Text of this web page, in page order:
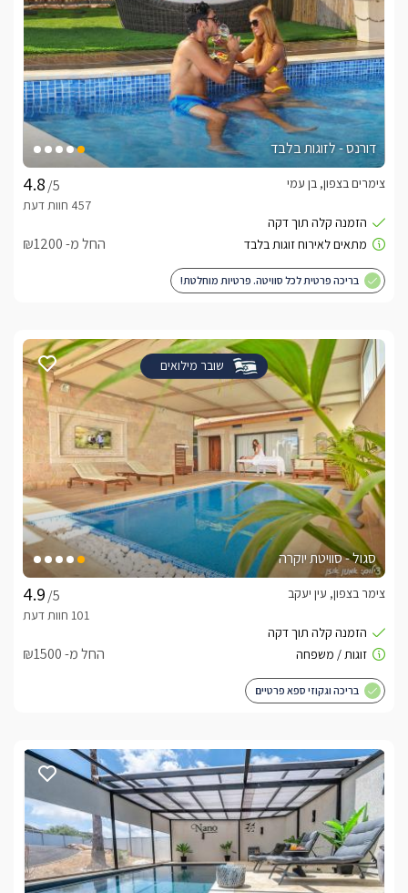
דורנס - לזוגות בלבד
/5
צימרים בצפון, בן עמי
החל מ- ₪1200
בריכה פרטית לכל סוויטה. פרטיות מוחלטת!
שובר מילואים
סגול - סוויטת יוקרה
/5
צימר בצפון, עין יעקב
החל מ- ₪1500
בריכה וגקוזי ספא פרטיים